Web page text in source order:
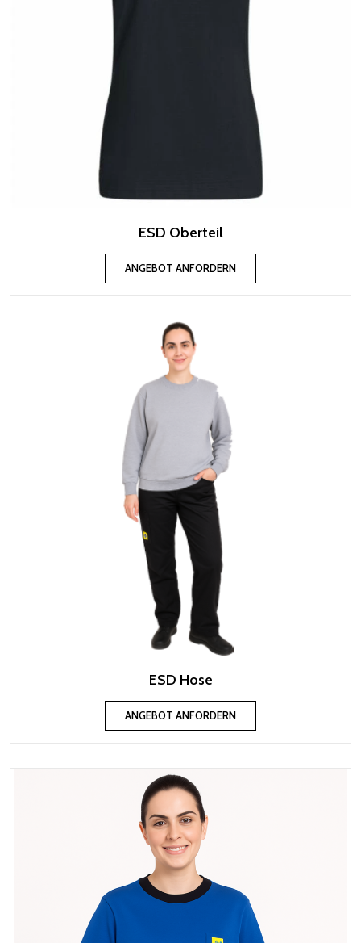
ESD Oberteil
ANGEBOT ANFORDERN
ESD Hose
ANGEBOT ANFORDERN